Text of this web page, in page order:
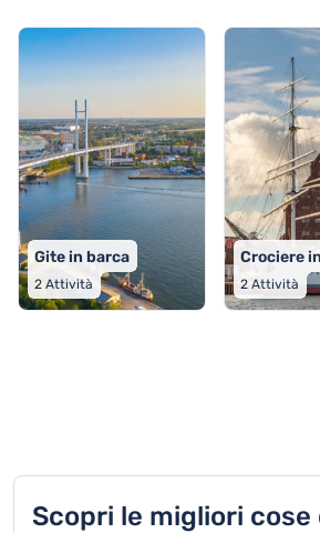
Gite in barca
2 Attività
Crociere
2 Attività
Scopri le migliori cose